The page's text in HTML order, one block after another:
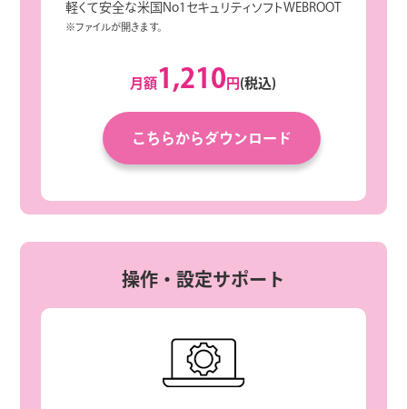
軽くて安全な米国No1セキュリティソフトWEBROOT
※ファイルが開きます。
月額 1,210 円 (税込)
こちらからダウンロード
操作・設定サポート